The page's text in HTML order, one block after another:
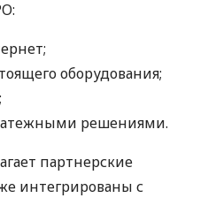
оборудования;
решениями.
партнерские
интегрированы с